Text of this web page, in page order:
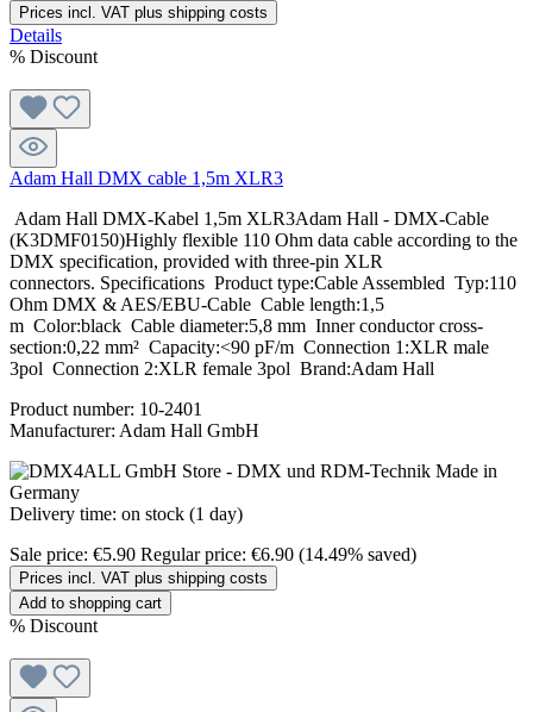
Prices incl. VAT plus shipping costs
Details
% Discount
Adam Hall DMX cable 1,5m XLR3
Adam Hall DMX-Kabel 1,5m XLR3Adam Hall - DMX-Cable
(K3DMF0150)Highly flexible 110 Ohm data cable according to the
DMX specification, provided with three-pin XLR
connectors. Specifications Product type:Cable Assembled Typ:110
Ohm DMX & AES/EBU-Cable Cable length:1,5
m Color:black Cable diameter:5,8 mm Inner conductor cross-
section:0,22 mm² Capacity:<90 pF/m Connection 1:XLR male
3pol Connection 2:XLR female 3pol Brand:Adam Hall
Product number: 10-2401
Manufacturer: Adam Hall GmbH
Delivery time: on stock (1 day)
Sale price: €5.90 Regular price: €6.90 (14.49% saved)
Prices incl. VAT plus shipping costs
Add to shopping cart
% Discount